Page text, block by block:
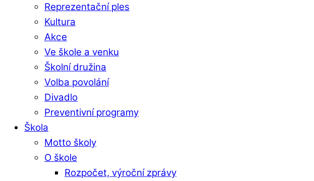
Reprezentační ples
Kultura
Akce
Ve škole a venku
Školní družina
Volba povolání
Divadlo
Preventivní programy
Škola
Motto školy
O škole
Rozpočet, výroční zprávy